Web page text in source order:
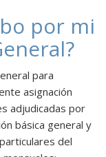
por mi
para
asignación
adjudicadas por
básica general y
del